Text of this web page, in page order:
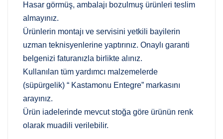
Hasar görmüş, ambalajı bozulmuş ürünleri teslim
almayınız.
Ürünlerin montajı ve servisini yetkili bayilerin
uzman teknisyenlerine yaptırınız. Onaylı garanti
belgenizi faturanızla birlikte alınız.
Kullanılan tüm yardımcı malzemelerde
(süpürgelik) “ Kastamonu Entegre” markasını
arayınız.
Ürün iadelerinde mevcut stoğa göre ürünün renk
olarak muadili verilebilir.